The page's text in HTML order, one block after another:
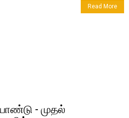
Read More
- முதல்‌